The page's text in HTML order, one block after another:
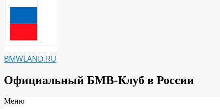
BMWLAND.RU
Официальный БМВ-Клуб в России
Вторичное
Меню